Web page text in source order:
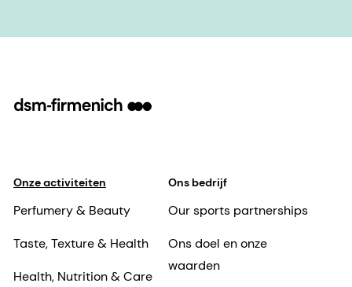
Onze activiteiten
Perfumery & Beauty
Taste, Texture & Health
Health, Nutrition & Care
Ons bedrijf
Our sports partnerships
Ons doel en onze
waarden